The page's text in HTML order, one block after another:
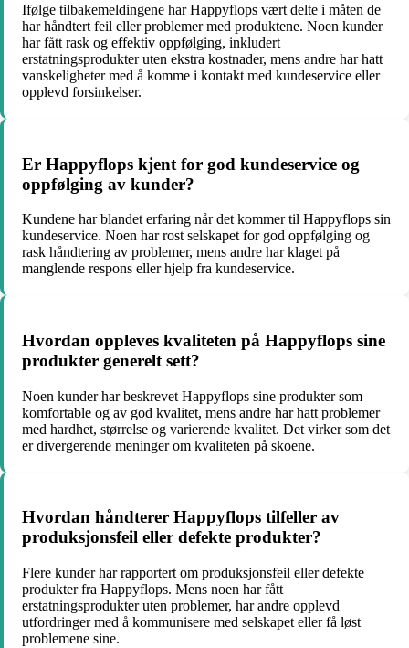
Ifølge tilbakemeldingene har Happyflops vært delte i måten de
har håndtert feil eller problemer med produktene. Noen kunder
har fått rask og effektiv oppfølging, inkludert
erstatningsprodukter uten ekstra kostnader, mens andre har hatt
vanskeligheter med å komme i kontakt med kundeservice eller
opplevd forsinkelser.
Er Happyflops kjent for god kundeservice og
oppfølging av kunder?
Kundene har blandet erfaring når det kommer til Happyflops sin
kundeservice. Noen har rost selskapet for god oppfølging og
rask håndtering av problemer, mens andre har klaget på
manglende respons eller hjelp fra kundeservice.
Hvordan oppleves kvaliteten på Happyflops sine
produkter generelt sett?
Noen kunder har beskrevet Happyflops sine produkter som
komfortable og av god kvalitet, mens andre har hatt problemer
med hardhet, størrelse og varierende kvalitet. Det virker som det
er divergerende meninger om kvaliteten på skoene.
Hvordan håndterer Happyflops tilfeller av
produksjonsfeil eller defekte produkter?
Flere kunder har rapportert om produksjonsfeil eller defekte
produkter fra Happyflops. Mens noen har fått
erstatningsprodukter uten problemer, har andre opplevd
utfordringer med å kommunisere med selskapet eller få løst
problemene sine.